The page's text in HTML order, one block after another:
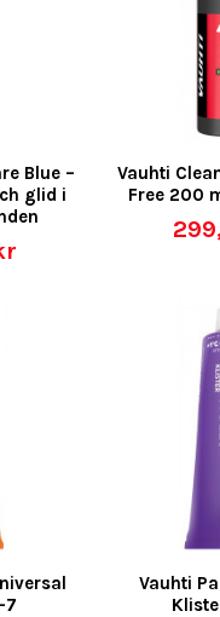
Blue –
glid i
Vauhti
Free 200
7
Vauhti